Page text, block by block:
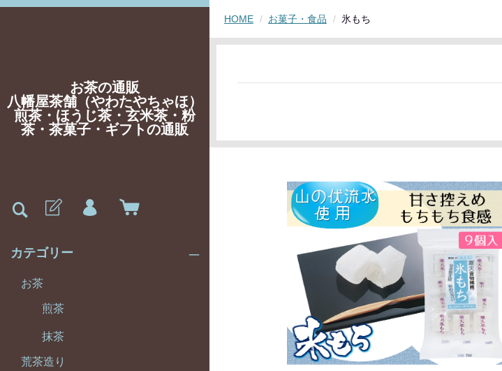
お茶の通販
八幡屋茶舗（やわたやちゃほ）
煎茶・ほうじ茶・玄米茶・粉
茶・茶菓子・ギフトの通販
カテゴリー
お茶
煎茶
抹茶
荒茶造り
HOME お菓子・食品 氷もち